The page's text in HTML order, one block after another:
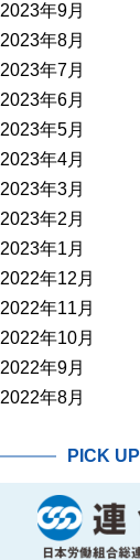
2023年9月
2023年8月
2023年7月
2023年6月
2023年5月
2023年4月
2023年3月
2023年2月
2023年1月
2022年12月
2022年11月
2022年10月
2022年9月
2022年8月
PICK UP